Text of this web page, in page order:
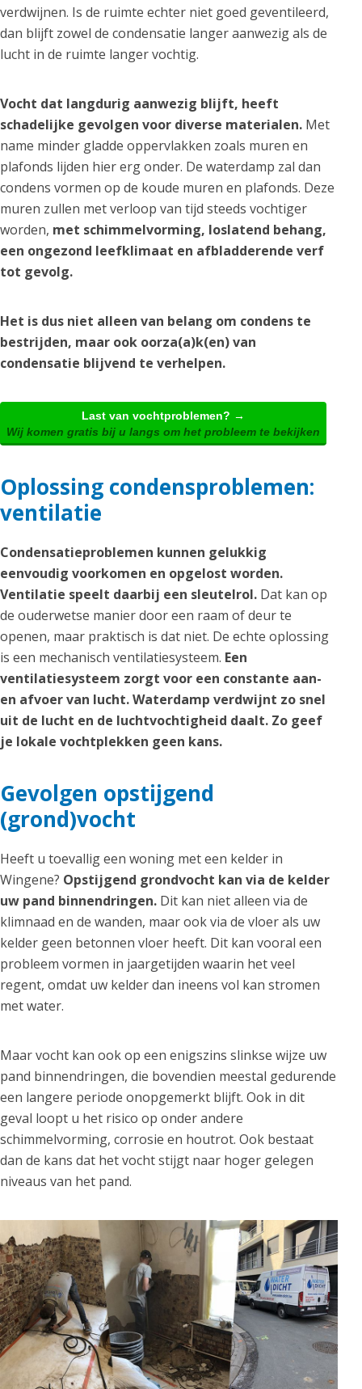
verdwijnen. Is de ruimte echter niet goed geventileerd,
dan blijft zowel de condensatie langer aanwezig als de
lucht in de ruimte langer vochtig.
Vocht dat langdurig aanwezig blijft, heeft
schadelijke gevolgen voor diverse materialen. Met
name minder gladde oppervlakken zoals muren en
plafonds lijden hier erg onder. De waterdamp zal dan
condens vormen op de koude muren en plafonds. Deze
muren zullen met verloop van tijd steeds vochtiger
worden, met schimmelvorming, loslatend behang,
een ongezond leefklimaat en afbladderende verf
tot gevolg.
Het is dus niet alleen van belang om condens te
bestrijden, maar ook oorza(a)k(en) van
condensatie blijvend te verhelpen.
Last van vochtproblemen? →
Wij komen gratis bij u langs om het probleem te bekijken
Oplossing condensproblemen:
ventilatie
Condensatieproblemen kunnen gelukkig
eenvoudig voorkomen en opgelost worden.
Ventilatie speelt daarbij een sleutelrol. Dat kan op
de ouderwetse manier door een raam of deur te
openen, maar praktisch is dat niet. De echte oplossing
is een mechanisch ventilatiesysteem. Een
ventilatiesysteem zorgt voor een constante aan-
en afvoer van lucht. Waterdamp verdwijnt zo snel
uit de lucht en de luchtvochtigheid daalt. Zo geef
je lokale vochtplekken geen kans.
Gevolgen opstijgend
(grond)vocht
Heeft u toevallig een woning met een kelder in
Wingene? Opstijgend grondvocht kan via de kelder
uw pand binnendringen. Dit kan niet alleen via de
klimnaad en de wanden, maar ook via de vloer als uw
kelder geen betonnen vloer heeft. Dit kan vooral een
probleem vormen in jaargetijden waarin het veel
regent, omdat uw kelder dan ineens vol kan stromen
met water.
Maar vocht kan ook op een enigszins slinkse wijze uw
pand binnendringen, die bovendien meestal gedurende
een langere periode onopgemerkt blijft. Ook in dit
geval loopt u het risico op onder andere
schimmelvorming, corrosie en houtrot. Ook bestaat
dan de kans dat het vocht stijgt naar hoger gelegen
niveaus van het pand.